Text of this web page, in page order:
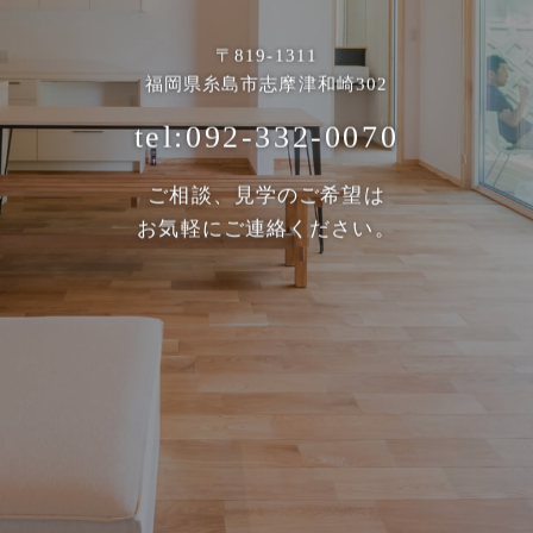
〒819-1311
福岡県糸島市志摩津和崎302
tel:092-332-0070
ご相談、見学のご希望は
お気軽にご連絡ください。